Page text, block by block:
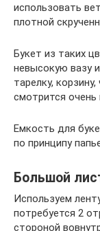
использовать
плотной
Букет из таких
невысокую вазу
тарелку,
смотрится очень
Емкость для
по принципу
Большой
Используем
потребуется 2
стороной